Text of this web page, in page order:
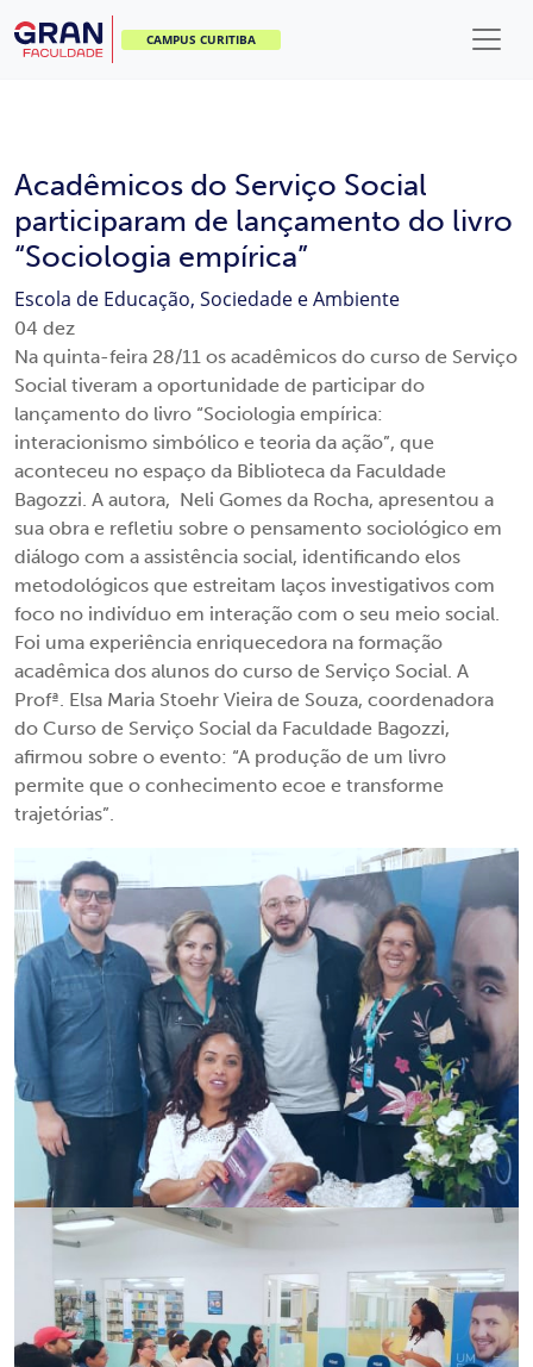
CAMPUS CURITIBA
Acadêmicos do Serviço Social
participaram de lançamento do livro
“Sociologia empírica”
Escola de Educação, Sociedade e Ambiente
04 dez
Na quinta-feira 28/11 os acadêmicos do curso de Serviço
Social tiveram a oportunidade de participar do
lançamento do livro “Sociologia empírica:
interacionismo simbólico e teoria da ação”, que
aconteceu no espaço da Biblioteca da Faculdade
Bagozzi. A autora, Neli Gomes da Rocha, apresentou a
sua obra e refletiu sobre o pensamento sociológico em
diálogo com a assistência social, identificando elos
metodológicos que estreitam laços investigativos com
foco no indivíduo em interação com o seu meio social.
Foi uma experiência enriquecedora na formação
acadêmica dos alunos do curso de Serviço Social. A
Profª. Elsa Maria Stoehr Vieira de Souza, coordenadora
do Curso de Serviço Social da Faculdade Bagozzi,
afirmou sobre o evento: “A produção de um livro
permite que o conhecimento ecoe e transforme
trajetórias”.